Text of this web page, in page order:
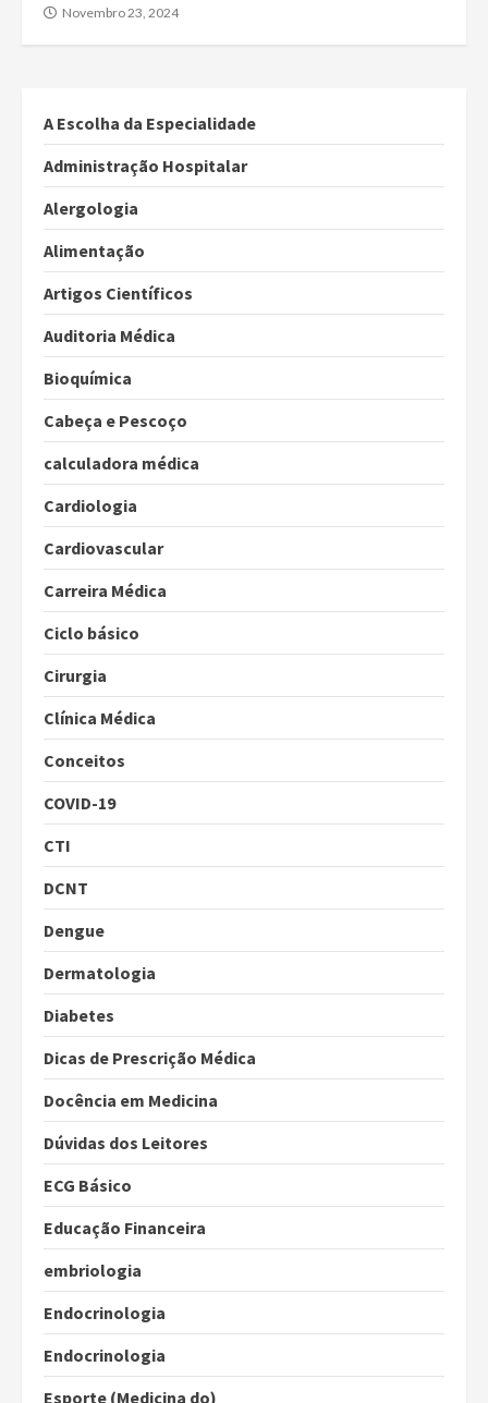
Novembro 23, 2024
A Escolha da Especialidade
Administração Hospitalar
Alergologia
Alimentação
Artigos Científicos
Auditoria Médica
Bioquímica
Cabeça e Pescoço
calculadora médica
Cardiologia
Cardiovascular
Carreira Médica
Ciclo básico
Cirurgia
Clínica Médica
Conceitos
COVID-19
CTI
DCNT
Dengue
Dermatologia
Diabetes
Dicas de Prescrição Médica
Docência em Medicina
Dúvidas dos Leitores
ECG Básico
Educação Financeira
embriologia
Endocrinologia
Endocrinologia
Esporte (Medicina do)